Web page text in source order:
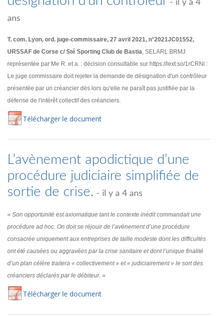
- il y a 4
ans
T. com. Lyon, ord. juge-commissaire, 27 avril 2021, n°2021JC01552,
URSSAF de Corse c/ Sté Sporting Club de Bastia, SELARL BRMJ
représentée par Me R. et a. : décision consultable sur https://lext.so/1rCRNi :
Le juge commissaire doit rejeter la demande de désignation d'un contrôleur
présentée par un créancier dès lors qu'elle ne paraît pas justifiée par la
défense de l'intérêt collectif des créanciers.
Télécharger le document
L’avènement apodictique d’une
procédure judiciaire simplifiée de
sortie de crise. - il y a 4 ans
« Son opportunité est axiomatique tant le contexte inédit commandait une
procédure ad hoc. On doit se réjouir de l’avènement d’une procédure
consacrée uniquement aux entreprises de taille modeste dont les difficultés
ont été causées ou aggravées par la crise sanitaire et dont l’unique finalité
d’un plan célère traitera « collectivement » et « judiciairement » le sort des
créanciers déclarés par le débiteur. »
Télécharger le document